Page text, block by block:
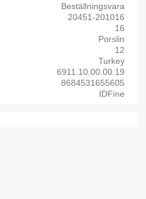
Beställningsvara
20451-201016
16
Porslin
12
Turkey
6911.10.00.00.19
8684531655605
IDFine